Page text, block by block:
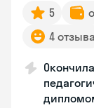
5
4 отзыва